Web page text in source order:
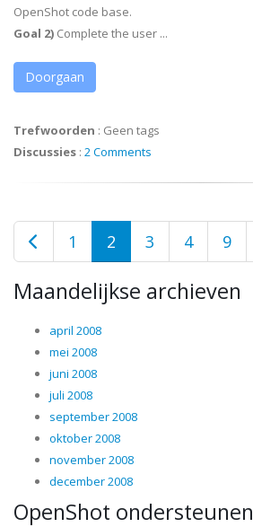
OpenShot code base.
Goal 2) Complete the user ...
Doorgaan
Trefwoorden : Geen tags
Discussies : 2 Comments
1 2 3 4 9
Maandelijkse archieven
april 2008
mei 2008
juni 2008
juli 2008
september 2008
oktober 2008
november 2008
december 2008
OpenShot ondersteunen